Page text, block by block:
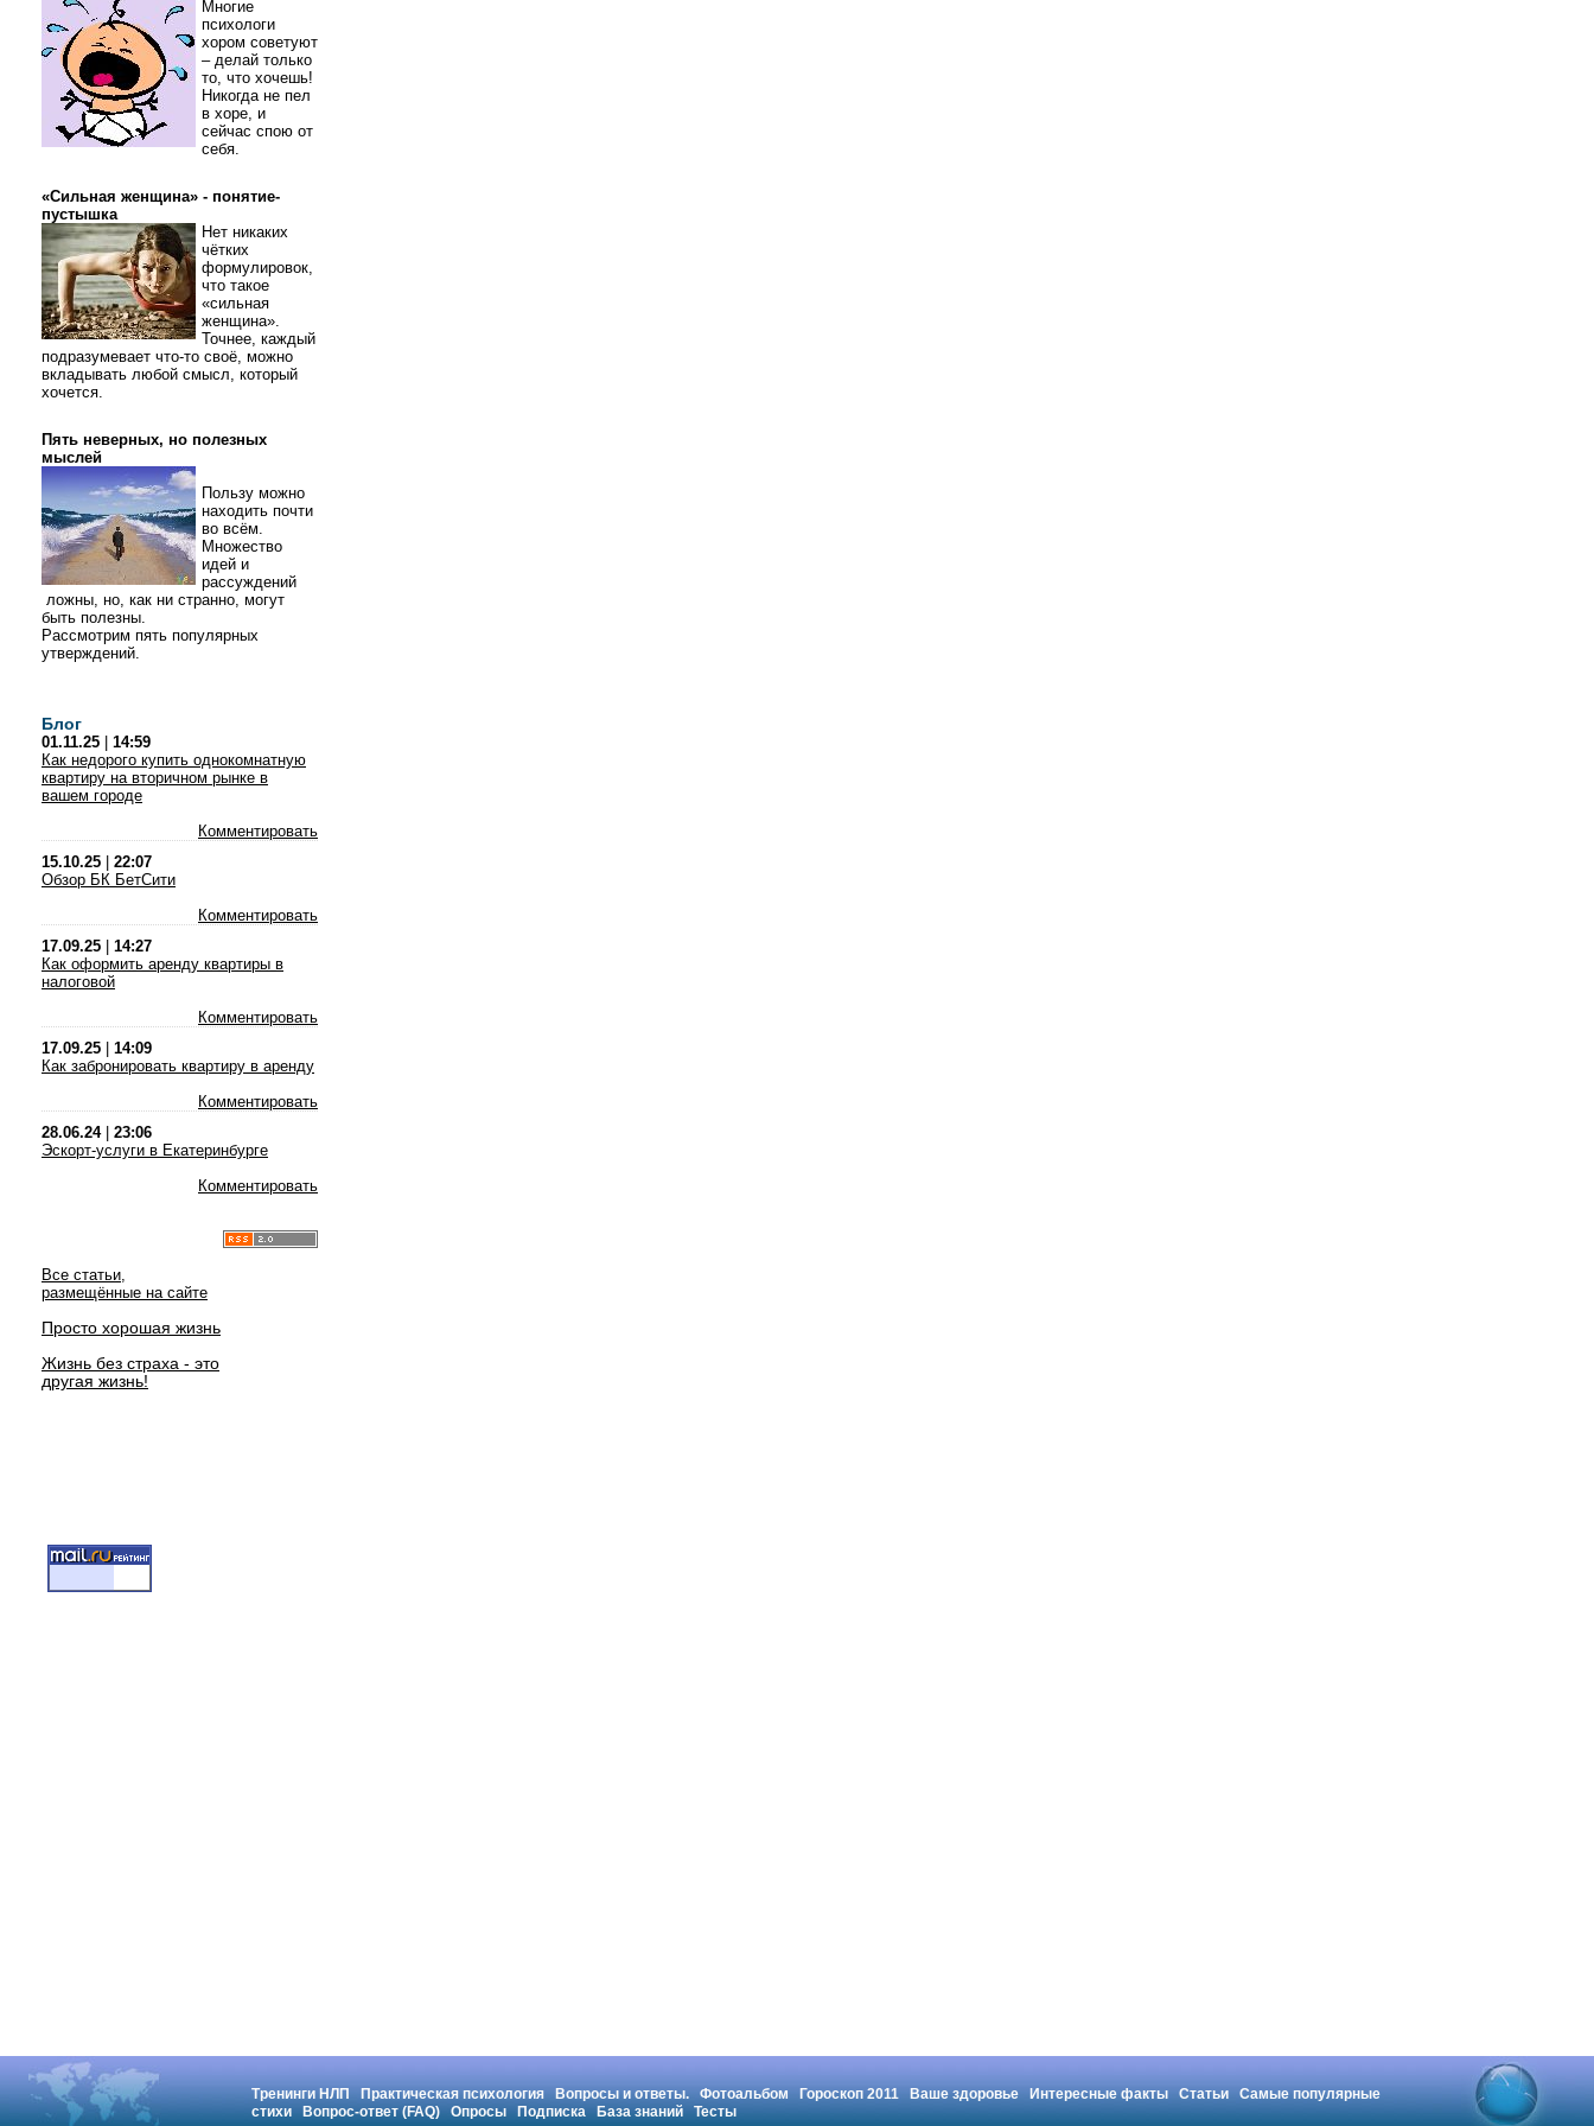
Многие
психологи
хором советуют
– делай только
то, что хочешь!
Никогда не пел
в хоре, и
сейчас спою от
себя.
«Сильная женщина» - понятие-
пустышка
Нет никаких
чётких
формулировок,
что такое
«сильная
женщина».
Точнее, каждый
подразумевает что-то своё, можно
вкладывать любой смысл, который
хочется.
Пять неверных, но полезных
мыслей
Пользу можно
находить почти
во всём.
Множество
идей и
рассуждений
ложны, но, как ни странно, могут
быть полезны.
Рассмотрим пять популярных
утверждений.
Блог
01.11.25
14:59
Как недорого купить однокомнатную
квартиру на вторичном рынке в
вашем городе
Комментировать
15.10.25
22:07
Обзор БК БетСити
Комментировать
17.09.25
14:27
Как оформить аренду квартиры в
налоговой
Комментировать
17.09.25
14:09
Как забронировать квартиру в аренду
Комментировать
28.06.24| 23:06
Эскорт-услуги в Екатеринбурге
Комментировать
Все статьи,
размещённые на сайте
Просто хорошая жизнь
Жизнь без страха - это
другая жизнь!
Тренинги НЛП Практическая психология Вопросы и ответы. Фотоальбом Гороскоп 2011 Ваше здоровье Интересные факты Статьи
Самые популярные
стихи
Вопрос-ответ (FAQ) Опросы Подписка База знаний Тесты